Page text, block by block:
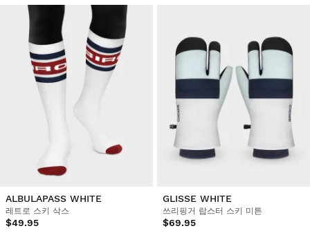
ALBULAPASS WHITE
레트로 스키 삭스
$49.95
GLISSE WHITE
쓰리핑거 랍스터 스키 미튼
$69.95